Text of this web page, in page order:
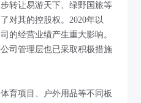
转让易游天下、绿野国旅等
对其的控股权。2020年以
的经营业绩产生重大影响。
司管理层也已采取积极措施
育项目、户外用品等不同板